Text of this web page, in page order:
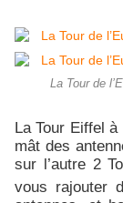
La Tour de
La Tour Eiffel
mât des
sur l’autre 2
vous rajouter